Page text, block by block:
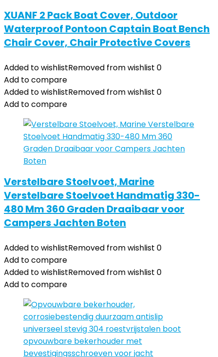
XUANF 2 Pack Boat Cover, Outdoor
Waterproof Pontoon Captain Boat Bench
Chair Cover, Chair Protective Covers
Added to wishlistRemoved from wishlist 0
Add to compare
Added to wishlistRemoved from wishlist 0
Add to compare
Verstelbare Stoelvoet, Marine
Verstelbare Stoelvoet Handmatig 330-
480 Mm 360 Graden Draaibaar voor
Campers Jachten Boten
Added to wishlistRemoved from wishlist 0
Add to compare
Added to wishlistRemoved from wishlist 0
Add to compare